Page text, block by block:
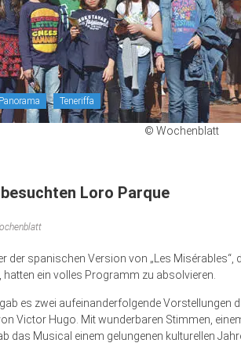
Panorama Teneriffa
© Wochenblatt
besuchten Loro Parque
der spanischen Version von „Les
hatten ein volles Programm zu absolvieren.
es zwei aufeinanderfolgende
Victor Hugo. Mit wunderbaren Stimmen,
das Musical einem gelungenen kulturellen